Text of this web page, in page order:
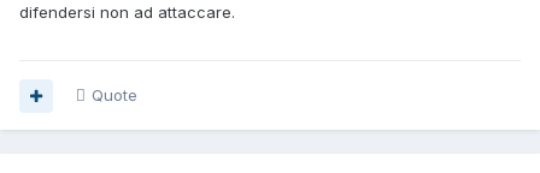
difendersi non ad attaccare.
Quote